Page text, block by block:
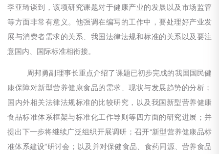
李亚琦谈到，该项研究课题对于健康产业的发展以及市场监管
等方面非常有意义。他强调在编写的工作中，要处理好产业发
展与消费者需求的关系、我国法律法规和标准的关系以及要注
意国内、国际标准相衔接。
周邦勇副理事长重点介绍了课题已初步完成的我国国民健
康保障对新型营养健康食品的需求、现状与发展趋势的分析；
国内外相关法律法规标准的比较研究，以及我国新型营养健康
食品标准体系框架与标准化工作导则等四方面的研究进展；并
提出下一步将继续广泛组织开展调研；召开“新型营养健康品标
准体系建设”研讨会；以及并对保健食品、食药同源、营养食品